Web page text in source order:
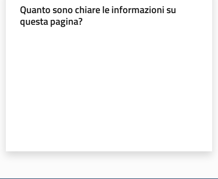
Quanto sono chiare le informazioni su
questa pagina?